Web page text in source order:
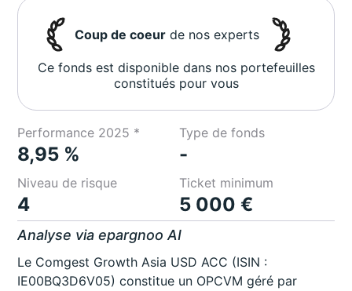
Coup de coeur de nos experts
Ce fonds est disponible dans nos portefeuilles
constitués pour vous
Performance 2025 *
8,95 %
Type de fonds
-
Niveau de risque
4
Ticket minimum
5 000 €
Analyse via epargnoo AI
Le Comgest Growth Asia USD ACC (ISIN :
IE00BQ3D6V05) constitue un OPCVM géré par